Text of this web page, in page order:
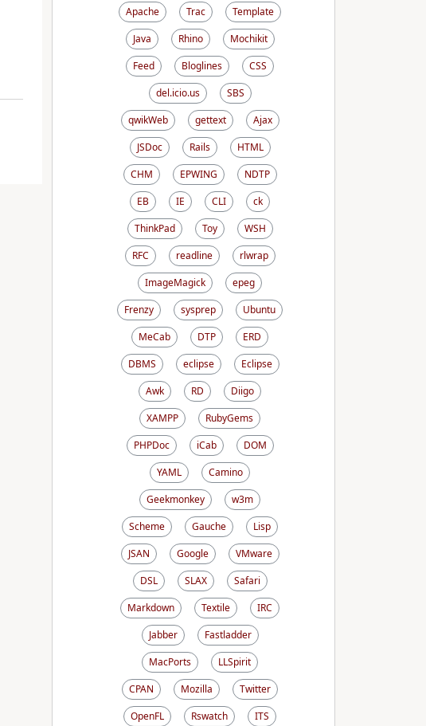
Apache
Trac
Template
Java
Rhino
Mochikit
Feed
Bloglines
CSS
del.icio.us
SBS
qwikWeb
gettext
Ajax
JSDoc
Rails
HTML
CHM
EPWING
NDTP
EB
IE CLI
ck
ThinkPad
Toy
WSH
RFC
readline
rlwrap
ImageMagick
epeg
Frenzy
sysprep
Ubuntu
MeCab
DTP
ERD
DBMS
eclipse
Eclipse
Awk
RD
Diigo
XAMPP
RubyGems
PHPDoc
iCab
DOM
YAML
Camino
Geekmonkey
w3m
Scheme
Gauche
Lisp
JSAN
Google
VMware
DSL
SLAX
Safari
Markdown
Textile
IRC
Jabber
Fastladder
MacPorts
LLSpirit
CPAN
Mozilla
Twitter
OpenFL
Rswatch
ITS